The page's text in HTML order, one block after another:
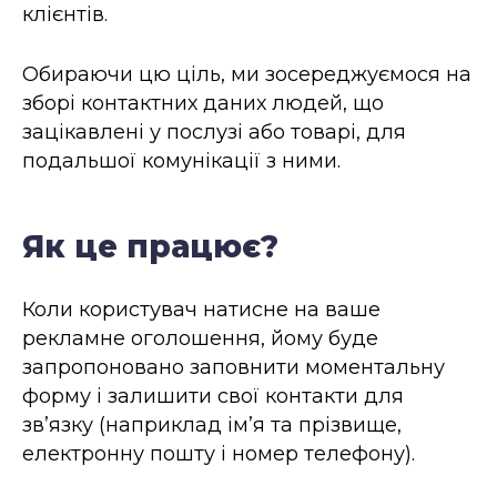
клієнтів.
Обираючи цю ціль, ми зосереджуємося на
зборі контактних даних людей, що
зацікавлені у послузі або товарі, для
подальшої комунікації з ними.
Як це працює?
Коли користувач натисне на ваше
рекламне оголошення, йому буде
запропоновано заповнити моментальну
форму і залишити свої контакти для
звʼязку (наприклад імʼя та прізвище,
електронну пошту і номер телефону).